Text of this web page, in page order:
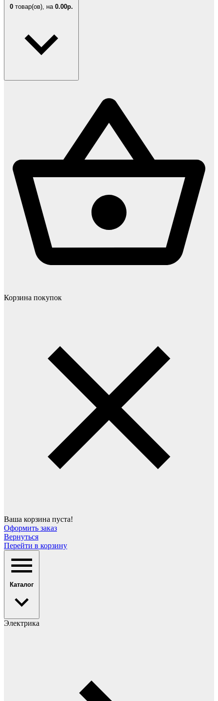
0 товар(ов), на 0.00р.
Корзина покупок
Ваша корзина пуста!
Оформить заказ
Вернуться
Перейти в корзину
Каталог
Электрика